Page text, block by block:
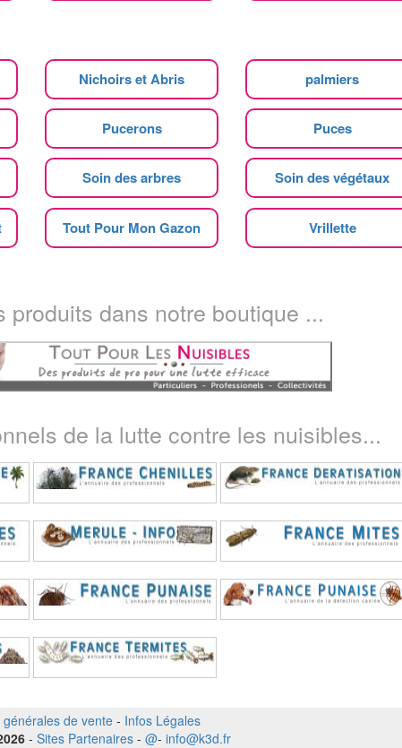
Nichoirs et Abris palmiers
Pucerons Puces
Soin des arbres Soin des végétaux
Tout Pour Mon Gazon Vrillette
dans notre boutique ...
de la lutte contre les nuisibles...
de vente - Infos Légales
- Sites Partenaires- @- info@k3d.fr